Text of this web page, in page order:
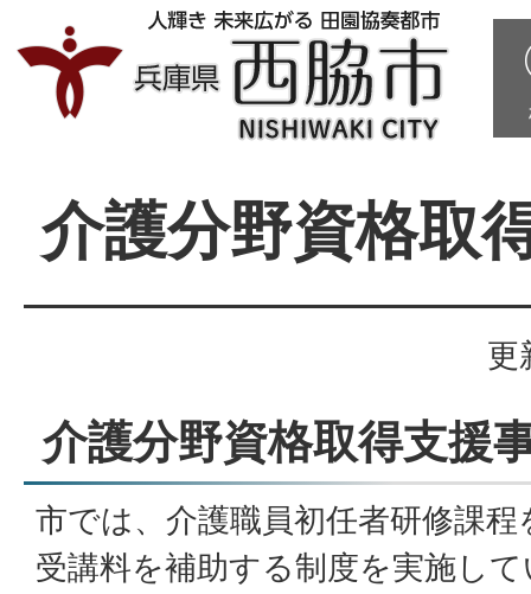
介護分野資格取
更
介護分野資格取得支援
市では、介護職員初任者研修課
受講料を補助する制度を実施し